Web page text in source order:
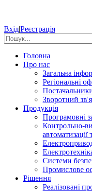
Вхід|Реєстрація
Головна
Про нас
Загальна
Регіональні
Зворотний
Продукція
Програмовні
Контрольно-
автоматизації
Системи
Промислове
Рішення
Реалізовані